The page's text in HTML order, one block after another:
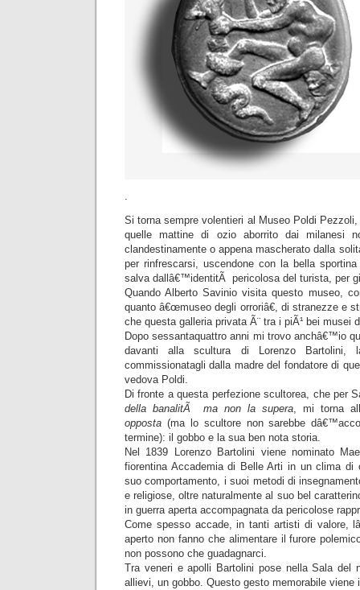
.
Si torna sempre volentieri al Museo Poldi
quelle mattine di ozio aborrito dai milanesi
clandestinamente o appena mascherato dalla
per rinfrescarsi, uscendone con la bella
salva dallâ€™identitÃ pericolosa del turista, per
Quando Alberto Savinio visita questo museo,
quanto â€œmuseo degli orroriâ€, di stranezze e
che questa galleria privata Ã¨ tra i piÃ¹ bei musei
Dopo sessantaquattro anni mi trovo anchâ€™io
davanti alla scultura di Lorenzo Bartolini,
commissionatagli dalla madre del fondatore di
vedova Poldi.
Di fronte a questa perfezione scultorea, che per
della banalitÃ ma non la supera, mi torna
opposta (ma lo scultore non sarebbe
termine): il gobbo e la sua ben nota storia.
Nel 1839 Lorenzo Bartolini viene nominato
fiorentina Accademia di Belle Arti in un clima
suo comportamento, i suoi metodi di
e religiose, oltre naturalmente al suo bel
in guerra aperta accompagnata da pericolose
Come spesso accade, in tanti artisti di valore,
aperto non fanno che alimentare il furore
non possono che guadagnarci.
Tra veneri e apolli Bartolini pose nella Sala del
allievi, un gobbo. Questo gesto memorabile viene